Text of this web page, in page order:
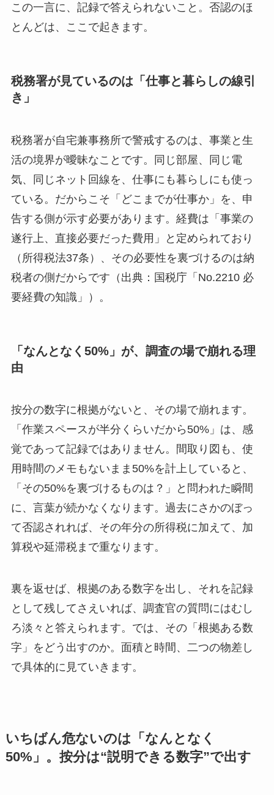
この一言に、記録で答えられないこと。否認のほ
とんどは、ここで起きます。
税務署が見ているのは「仕事と暮らしの線引
き」
税務署が自宅兼事務所で警戒するのは、事業と生
活の境界が曖昧なことです。同じ部屋、同じ電
気、同じネット回線を、仕事にも暮らしにも使っ
ている。だからこそ「どこまでが仕事か」を、申
告する側が示す必要があります。経費は「事業の
遂行上、直接必要だった費用」と定められており
（所得税法37条）、その必要性を裏づけるのは納
税者の側だからです（出典：国税庁「No.2210 必
要経費の知識」）。
「なんとなく50%」が、調査の場で崩れる理
由
按分の数字に根拠がないと、その場で崩れます。
「作業スペースが半分くらいだから50%」は、感
覚であって記録ではありません。間取り図も、使
用時間のメモもないまま50%を計上していると、
「その50%を裏づけるものは？」と問われた瞬間
に、言葉が続かなくなります。過去にさかのぼっ
て否認されれば、その年分の所得税に加えて、加
算税や延滞税まで重なります。
裏を返せば、根拠のある数字を出し、それを記録
として残してさえいれば、調査官の質問にはむし
ろ淡々と答えられます。では、その「根拠ある数
字」をどう出すのか。面積と時間、二つの物差し
で具体的に見ていきます。
いちばん危ないのは「なんとなく
50%」。按分は“説明できる数字”で出す